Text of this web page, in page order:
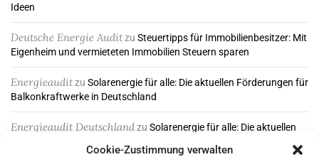
Cookie-Zustimmung verwalten
Ideen
Deutsche Energie Auditzu Steuertipps für Immobilienbesitzer: Mit
Eigenheim und vermieteten Immobilien Steuern sparen
Energieauditzu Solarenergie für alle: Die aktuellen Förderungen für
Balkonkraftwerke in Deutschland
Energieaudit Deutschlandzu Solarenergie für alle: Die aktuellen